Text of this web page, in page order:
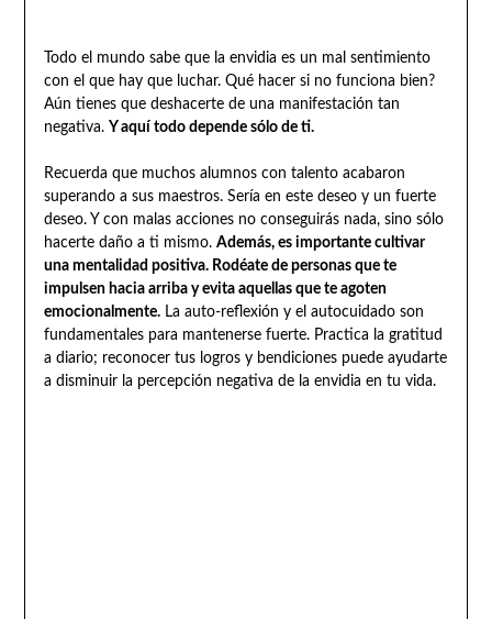
Todo el mundo sabe que la envidia es un mal sentimiento
con el que hay que luchar. Qué hacer si no funciona bien?
Aún tienes que deshacerte de una manifestación tan
negativa. Y aquí todo depende sólo de ti.
Recuerda que muchos alumnos con talento acabaron
superando a sus maestros. Sería en este deseo y un fuerte
deseo. Y con malas acciones no conseguirás nada, sino sólo
hacerte daño a ti mismo. Además, es importante cultivar
una mentalidad positiva. Rodéate de personas que te
impulsen hacia arriba y evita aquellas que te agoten
emocionalmente.La auto-reflexión y el autocuidado son
fundamentales para mantenerse fuerte. Practica la gratitud
a diario; reconocer tus logros y bendiciones puede ayudarte
a disminuir la percepción negativa de la envidia en tu vida.